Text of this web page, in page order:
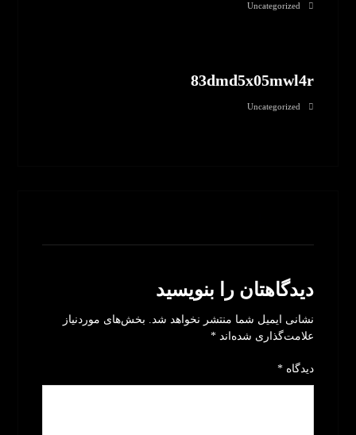
Uncategorized
83dmd5x05mwl4r
Uncategorized
دیدگاهتان را بنویسید
نشانی ایمیل شما منتشر نخواهد شد. بخش‌های موردنیاز
علامت‌گذاری شده‌اند*
دیدگاه*